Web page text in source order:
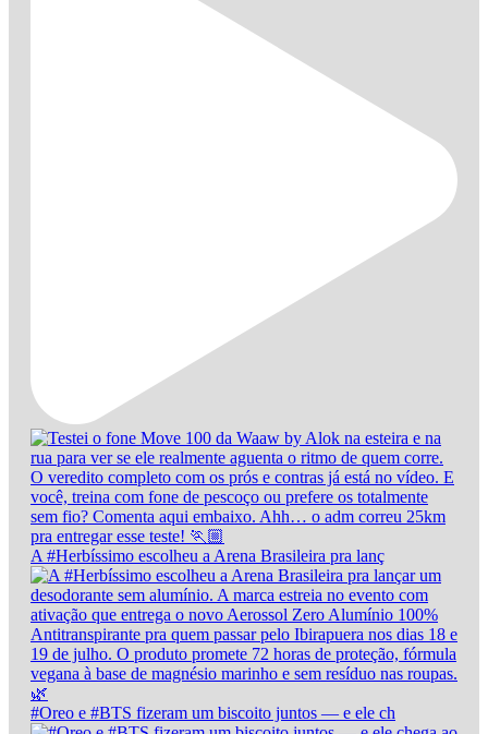
A #Herbíssimo escolheu a Arena Brasileira pra lanç
#Oreo e #BTS fizeram um biscoito juntos — e ele ch